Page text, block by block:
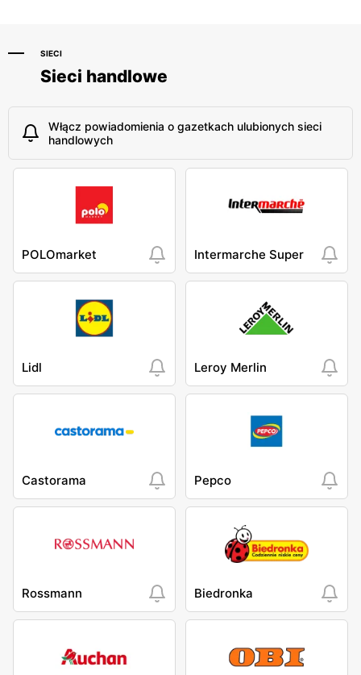
SIECI
Sieci handlowe
Włącz powiadomienia o gazetkach ulubionych sieci
handlowych
POLOmarket Intermarche Super
Lidl Leroy Merlin
Castorama Pepco
Rossmann Biedronka